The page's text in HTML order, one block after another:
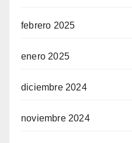
febrero 2025
enero 2025
diciembre 2024
noviembre 2024